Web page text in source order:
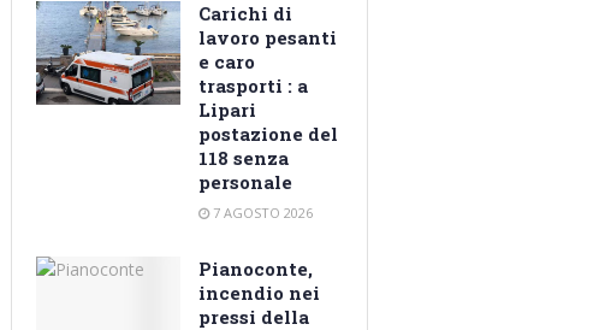
Carichi di
lavoro pesanti
e caro
trasporti : a
Lipari
postazione del
118 senza
personale
7 AGOSTO 2026
Pianoconte,
incendio nei
pressi della